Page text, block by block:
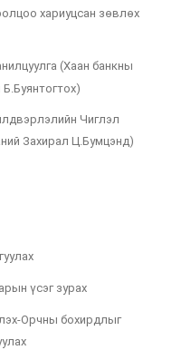
хариуцсан зөвлөх
(Хаан банкны
Чиглэл
Захирал Ц.Бумцэнд)
үсэг зурах
Орчны бохирдлыг